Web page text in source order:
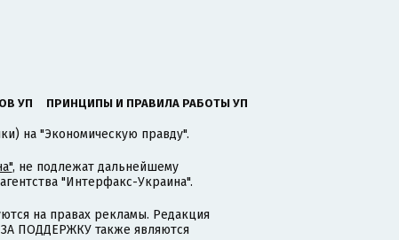
УП ПРИНЦИПЫ И ПРАВИЛА РАБОТЫ УП
на "Экономическую правду".
, не подлежат дальнейшему
"Интерфакс-Украина".
на правах рекламы. Редакция
ПОДДЕРЖКУ также являются